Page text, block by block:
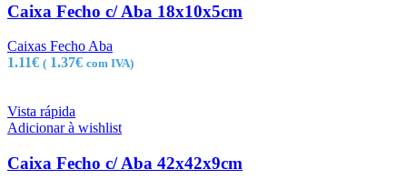
Caixa Fecho c/ Aba 18x10x5cm
Caixas Fecho Aba
1.11€ ( 1.37€ com IVA)
Vista rápida
Adicionar à wishlist
Caixa Fecho c/ Aba 42x42x9cm